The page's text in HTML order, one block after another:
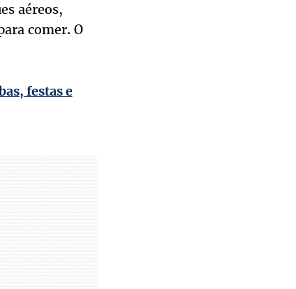
aéreos,
comer. O
festas e